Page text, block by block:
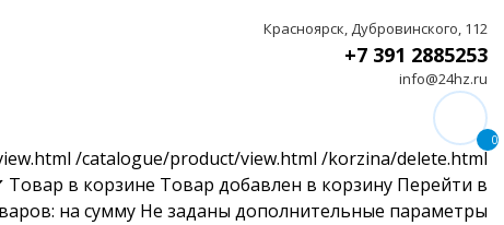
Красноярск, Дубровинского, 112
+7 391 2885253
info@24hz.ru
0
/catalogue/product/view.html /korzina/delete.html
Товар в корзине Товар добавлен в корзину Перейти в
на сумму Не заданы дополнительные параметры